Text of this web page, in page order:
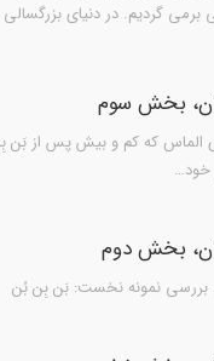
برمی گردیم. در دنیای
بخش سوم
که کم و بیش پس از بَن
خود…
بخش دوم
بررسی نمونه نخست: بَن بِن بُن